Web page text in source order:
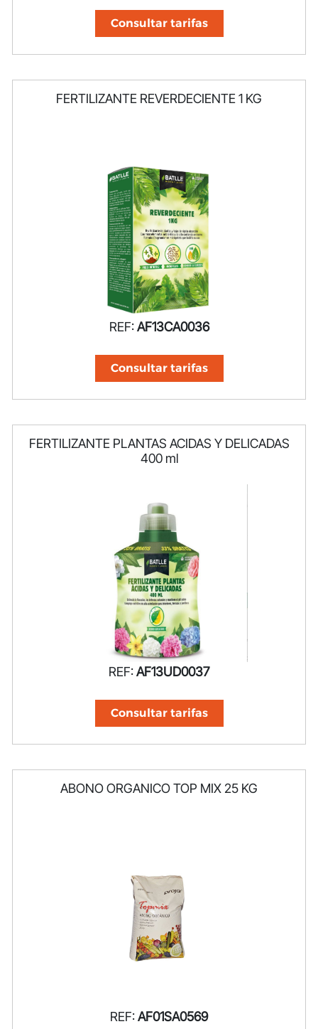
Consultar tarifas
FERTILIZANTE REVERDECIENTE 1 KG
REF:AF13CA0036
Consultar tarifas
FERTILIZANTE PLANTAS ACIDAS Y DELICADAS
400 ml
REF:AF13UD0037
Consultar tarifas
ABONO ORGANICO TOP MIX 25 KG
REF:AF01SA0569